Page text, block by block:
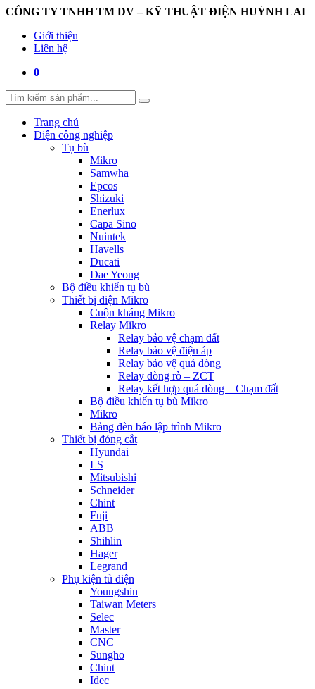
CÔNG TY TNHH TM DV – KỸ THUẬT ĐIỆN HUỲNH LAI
Giới thiệu
Liên hệ
0
Trang chủ
Điện công nghiệp
Tụ bù
Mikro
Samwha
Epcos
Shizuki
Enerlux
Capa Sino
Nuintek
Havells
Ducati
Dae Yeong
Bộ điều khiển tụ bù
Thiết bị điện Mikro
Cuộn kháng Mikro
Relay Mikro
Relay bảo vệ chạm đất
Relay bảo vệ điện áp
Relay bảo vệ quá dòng
Relay dòng rò – ZCT
Relay kết hợp quá dòng – Chạm đất
Bộ điều khiển tụ bù Mikro
Mikro
Bảng đèn báo lập trình Mikro
Thiết bị đóng cắt
Hyundai
LS
Mitsubishi
Schneider
Chint
Fuji
ABB
Shihlin
Hager
Legrand
Phụ kiện tủ điện
Youngshin
Taiwan Meters
Selec
Master
CNC
Sungho
Chint
Idec